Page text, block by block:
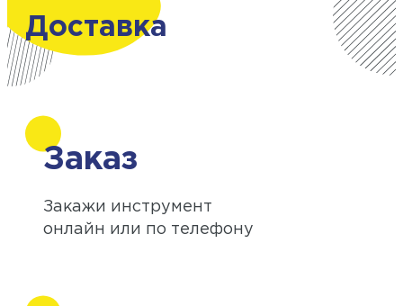
Доставка
Заказ
Закажи инструмент
онлайн или по телефону